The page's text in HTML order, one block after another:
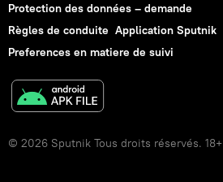
Protection des données – demande
Règles de conduite Application Sputnik
Preferences en matiere de suivi
© 2026 Sputnik Tous droits réservés. 18+